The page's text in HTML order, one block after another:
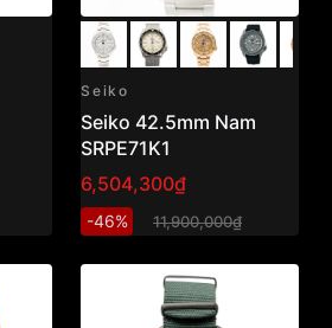
Seiko
Seiko 42.5mm Nam
SRPE71K1
6,504,300₫
-46% 11,900,000₫